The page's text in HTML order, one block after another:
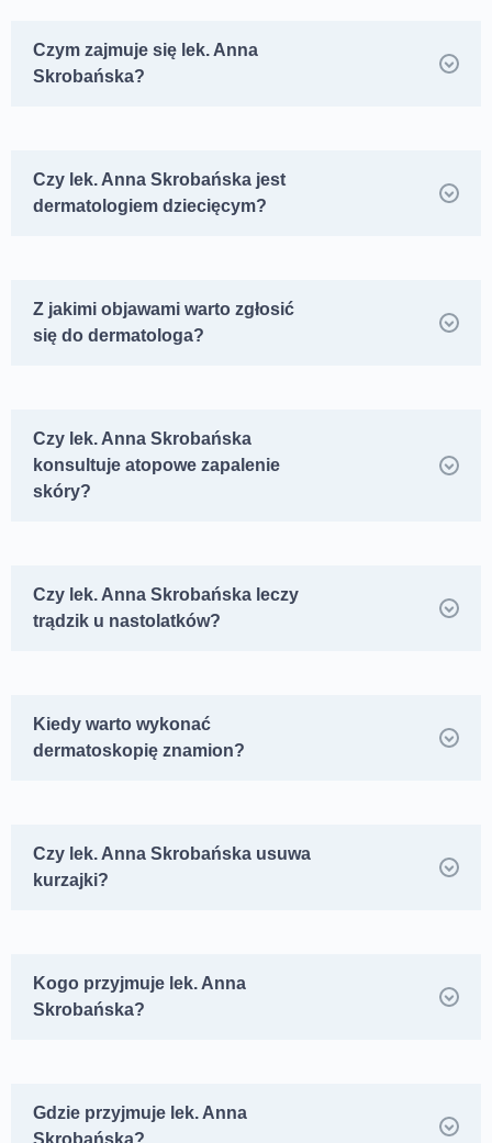
Czym zajmuje się lek. Anna
Skrobańska?
Czy lek. Anna Skrobańska jest
dermatologiem dziecięcym?
Z jakimi objawami warto zgłosić
się do dermatologa?
Czy lek. Anna Skrobańska
konsultuje atopowe zapalenie
skóry?
Czy lek. Anna Skrobańska leczy
trądzik u nastolatków?
Kiedy warto wykonać
dermatoskopię znamion?
Czy lek. Anna Skrobańska usuwa
kurzajki?
Kogo przyjmuje lek. Anna
Skrobańska?
Gdzie przyjmuje lek. Anna
Skrobańska?